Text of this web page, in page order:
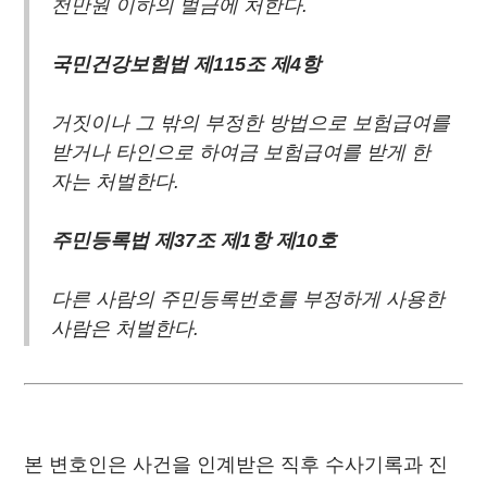
천만원 이하의 벌금에 처한다.
국민건강보험법 제115조 제4항
거짓이나 그 밖의 부정한 방법으로 보험급여를
받거나 타인으로 하여금 보험급여를 받게 한
자는 처벌한다.
주민등록법 제37조 제1항 제10호
다른 사람의 주민등록번호를 부정하게 사용한
사람은 처벌한다.
본 변호인은 사건을 인계받은 직후 수사기록과 진